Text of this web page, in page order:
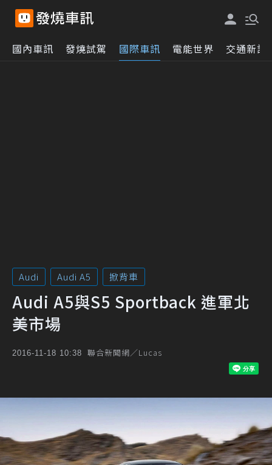
國內車訊 發燒試駕 國際車訊 電能世界 交通新訊
Audi Audi A5 掀背車
Audi A5與S5 Sportback 進軍北
美市場
2016-11-18 10:38 聯合新聞網／Lucas